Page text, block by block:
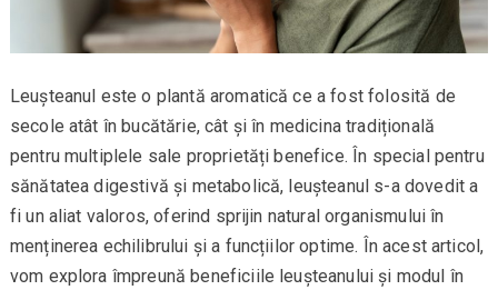
Leușteanul este o plantă aromatică ce a fost folosită de
secole atât în bucătărie, cât și în medicina tradițională
pentru multiplele sale proprietăți benefice. În special pentru
sănătatea digestivă și metabolică, leușteanul s-a dovedit a
fi un aliat valoros, oferind sprijin natural organismului în
menținerea echilibrului și a funcțiilor optime. În acest articol,
vom explora împreună beneficiile leușteanului și modul în